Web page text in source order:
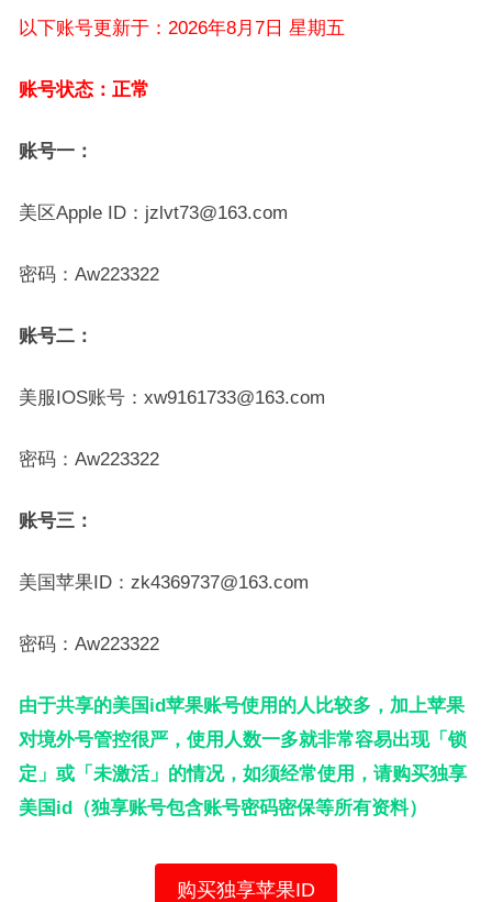
以下账号更新于：2026年8月7日 星期五
账号状态：正常
账号一：
美区Apple ID：jzlvt73@163.com
密码：Aw223322
账号二：
美服IOS账号：xw9161733@163.com
密码：Aw223322
账号三：
美国苹果ID：zk4369737@163.com
密码：Aw223322
由于共享的美国id苹果账号使用的人比较多，加上苹果
对境外号管控很严，使用人数一多就非常容易出现「锁
定」或「未激活」的情况，如须经常使用，请购买独享
美国id（独享账号包含账号密码密保等所有资料）
购买独享苹果ID